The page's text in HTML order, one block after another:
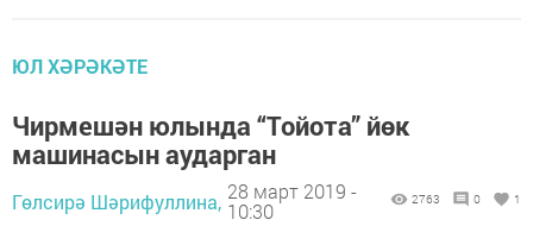
ЮЛ ХӘРӘКӘТЕ
Чирмешән юлында “Тойота” йөк
машинасын аударган
Гөлсирә Шәрифуллина, 28 март 2019 -
10:30
2763 0 1